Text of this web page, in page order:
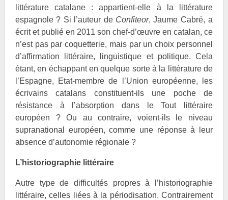
littérature catalane : appartient-elle à la littérature
espagnole ? Si l’auteur de Confiteor, Jaume Cabré, a
écrit et publié en 2011 son chef-d’œuvre en catalan, ce
n’est pas par coquetterie, mais par un choix personnel
d’affirmation littéraire, linguistique et politique. Cela
étant, en échappant en quelque sorte à la littérature de
l’Espagne, Etat-membre de l’Union européenne, les
écrivains catalans constituent-ils une poche de
résistance à l’absorption dans le Tout littéraire
européen ? Ou au contraire, voient-ils le niveau
supranational européen, comme une réponse à leur
absence d’autonomie régionale ?
L’historiographie littéraire
Autre type de difficultés propres à l’historiographie
littéraire, celles liées à la périodisation. Contrairement